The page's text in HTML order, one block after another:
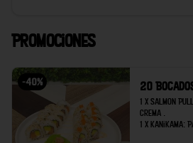
Promociones
-40% 20
1 x Salmon
crema .
1 x Kanikama: